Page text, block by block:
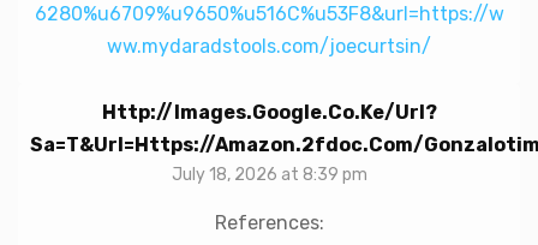
6280%u6709%u9650%u516C%u53F8&url=https://w
ww.mydaradstools.com/joecurtsin/
Http://images.google.co.ke/url?
Sa=t&url=https://amazon.2fdoc.com/
July 18, 2026 at 8:39 pm
References: